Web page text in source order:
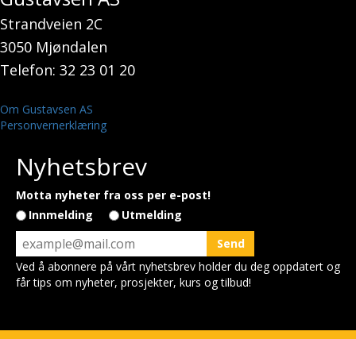
Strandveien 2C
3050 Mjøndalen
Telefon: 32 23 01 20
Om Gustavsen AS
Personvernerklæring
Nyhetsbrev
Motta nyheter fra oss per e-post!
Innmelding
Utmelding
Ved å abonnere på vårt nyhetsbrev holder du deg oppdatert og
får tips om nyheter, prosjekter, kurs og tilbud!